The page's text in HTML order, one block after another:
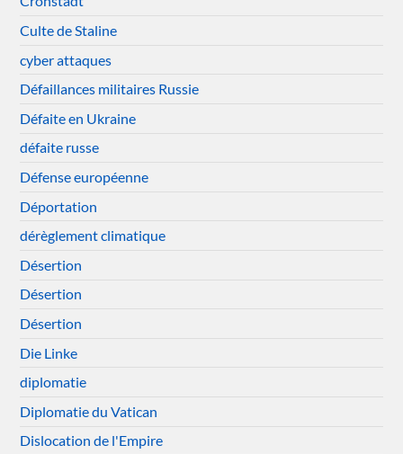
Culte de Staline
cyber attaques
Défaillances militaires Russie
Défaite en Ukraine
défaite russe
Défense européenne
Déportation
dérèglement climatique
Désertion
Désertion
Désertion
Die Linke
diplomatie
Diplomatie du Vatican
Dislocation de l'Empire